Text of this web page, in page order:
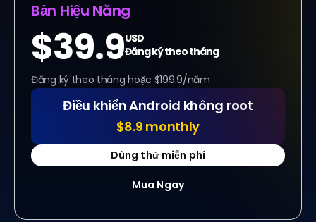
$39.9USD
Đăng ký theo tháng
Đăng ký theo tháng hoặc $199.9/năm
Bản Hiệu Năng
Điều khiển Android không root
$8.9 monthly
Dùng thử miễn phí
Mua Ngay